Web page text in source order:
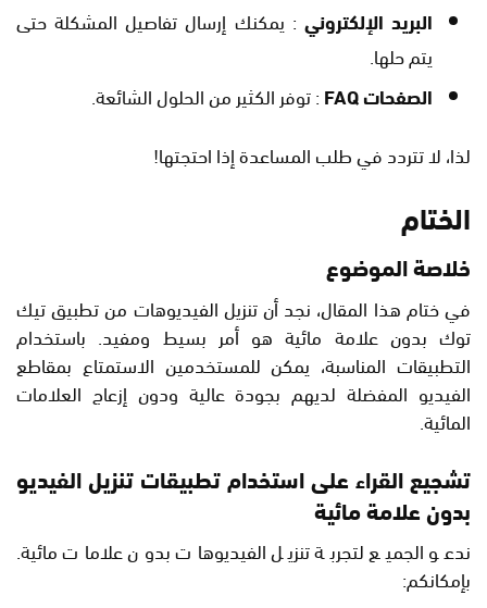
البريد الإلكتروني : يمكنك إرسال تفاصيل المشكلة حتى
يتم حلها.
الصفحات FAQ
: توفر الكثير من الحلول الشائعة.
لذا، لا تتردد في طلب المساعدة إذا احتجتها!
الختام
خلاصة الموضوع
في ختام هذا المقال، نجد أن تنزيل الفيديوهات من تطبيق تيك
توك بدون علامة مائية هو أمر بسيط ومفيد. باستخدام
التطبيقات المناسبة، يمكن للمستخدمين الاستمتاع بمقاطع
الفيديو المفضلة لديهم بجودة عالية ودون إزعاج العلامات
المائية.
تشجيع القراء على استخدام تطبيقات تنزيل الفيديو
بدون علامة مائية
ندعو الجميع لتجربة تنزيل الفيديوهات بدون علامات مائية.
بإمكانكم: